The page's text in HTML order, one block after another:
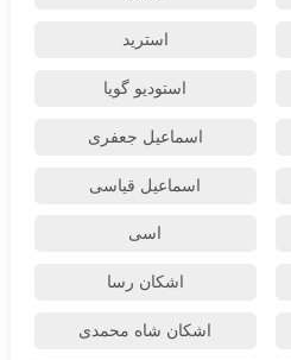
استرید
استودیو گویا
اسماعیل جعفری
اسماعیل قیاسی
اسی
اشکان رسا
اشکان شاه محمدی